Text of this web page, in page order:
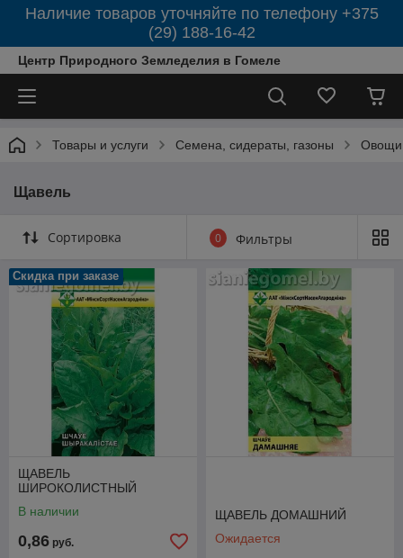
Наличие товаров уточняйте по телефону +375
(29) 188-16-42
Центр Природного Земледелия в Гомеле
Товары и услуги Семена, сидераты, газоны Овощи
Щавель
Сортировка 0 Фильтры
Скидка при заказе
ЩАВЕЛЬ
ШИРОКОЛИСТНЫЙ
В наличии
0,86 руб.
ЩАВЕЛЬ ДОМАШНИЙ
Ожидается